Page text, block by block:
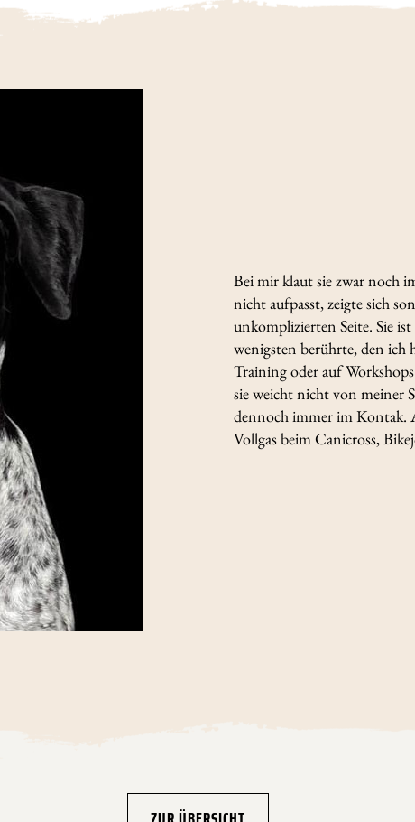
Bei mir klaut sie zwar noch
nicht aufpasst, zeigte sich
unkomplizierten Seite. Sie
wenigsten berührte, den ich
Training oder auf
sie weicht nicht von meiner
dennoch immer im Kontak.
Vollgas beim Canicross,